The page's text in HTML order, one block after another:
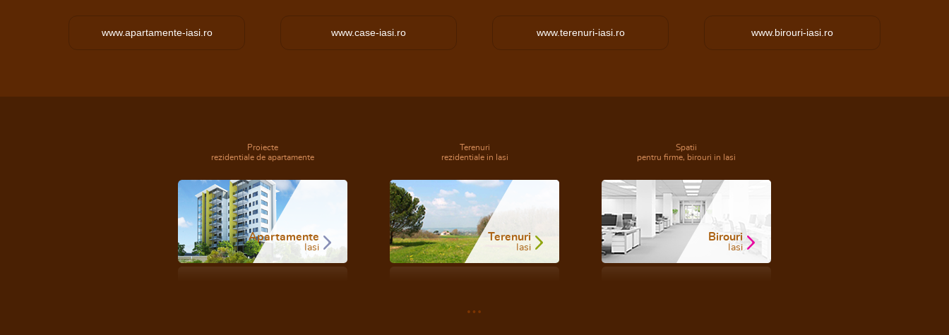
www.apartamente-iasi.ro www.case-iasi.ro www.terenuri-iasi.ro www.birouri-iasi.ro
Proiecte
rezidentiale de apartamente
Apartamente
Iasi
Terenuri
rezidentiale in Iasi
Terenuri
Iasi
Spatii
pentru firme, birouri in Iasi
Birouri
Iasi